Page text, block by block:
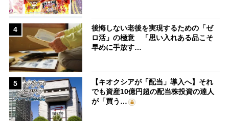
4
後悔しない老後を実現するための「ゼ
ロ活」の極意 「思い入れある品こそ
早めに手放す…
5
【キオクシアが「配当」導入へ】それ
でも資産10億円超の配当株投資の達人
が「買う…